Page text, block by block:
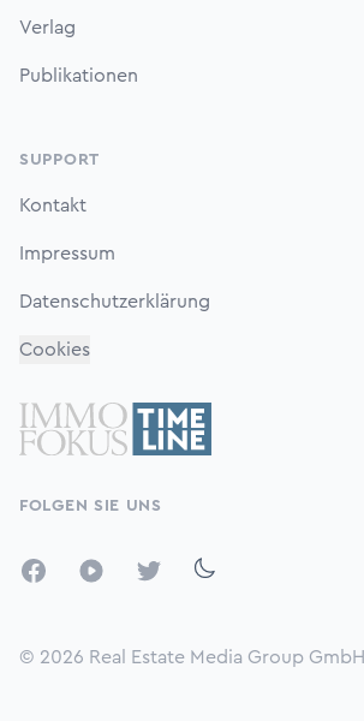
Verlag
Publikationen
SUPPORT
Kontakt
Impressum
Datenschutzerklärung
Cookies
FOLGEN SIE UNS
FacebookYouTubeTwitter
© 2026 Real Estate Media Group GmbH